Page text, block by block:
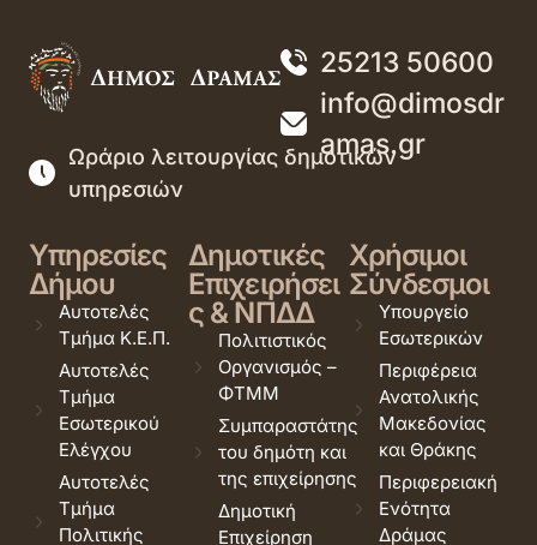
25213 50600
info@dimosdr
amas.gr
Ωράριο λειτουργίας δημοτικών
υπηρεσιών
Υπηρεσίες
Δήμου
Αυτοτελές
Τμήμα Κ.Ε.Π.
Αυτοτελές
Τμήμα
Εσωτερικού
Ελέγχου
Αυτοτελές
Τμήμα
Πολιτικής
Δημοτικές
Επιχειρήσει
ς & ΝΠΔΔ
Πολιτιστικός
Οργανισμός –
ΦΤΜΜ
Συμπαραστάτης
του δημότη και
της επιχείρησης
Δημοτική
Επιχείρηση
Χρήσιμοι
Σύνδεσμοι
Υπουργείο
Εσωτερικών
Περιφέρεια
Ανατολικής
Μακεδονίας
και Θράκης
Περιφερειακή
Ενότητα
Δράμας